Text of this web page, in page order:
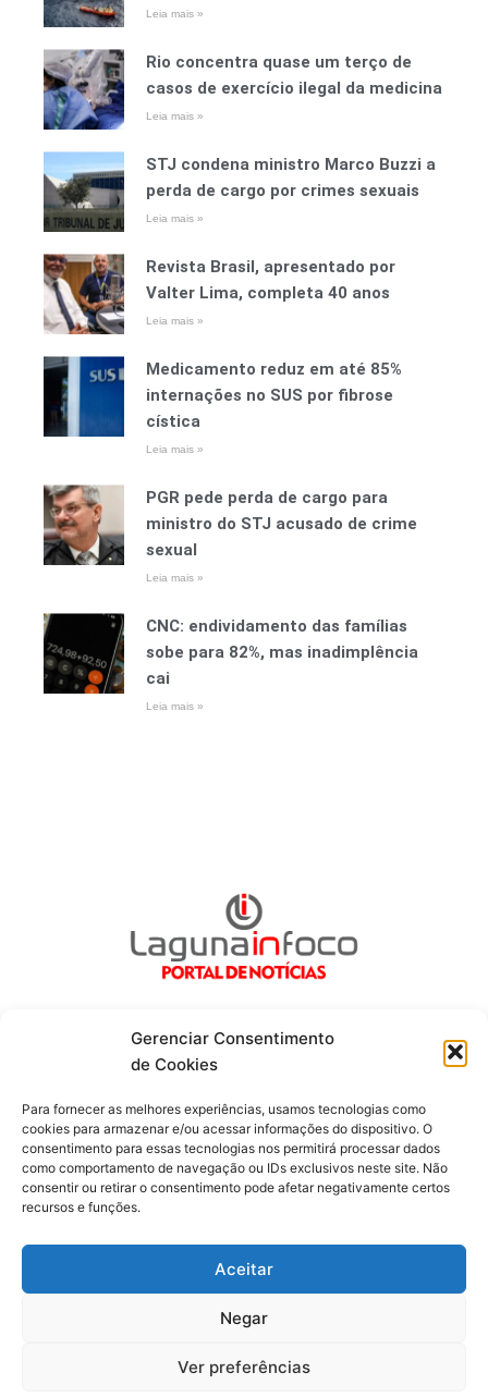
Gerenciar Consentimento
de Cookies
Para fornecer as melhores experiências, usamos tecnologias como
cookies para armazenar e/ou acessar informações do dispositivo. O
consentimento para essas tecnologias nos permitirá processar dados
como comportamento de navegação ou IDs exclusivos neste site. Não
consentir ou retirar o consentimento pode afetar negativamente certos
recursos e funções.
Aceitar
Negar
Ver preferências
Leia mais »
Rio concentra quase um terço de
casos de exercício ilegal da medicina
Leia mais »
STJ condena ministro Marco Buzzi a
perda de cargo por crimes sexuais
Leia mais »
Revista Brasil, apresentado por
Valter Lima, completa 40 anos
Leia mais »
Medicamento reduz em até 85%
internações no SUS por fibrose
cística
Leia mais »
PGR pede perda de cargo para
ministro do STJ acusado de crime
sexual
Leia mais »
CNC: endividamento das famílias
sobe para 82%, mas inadimplência
cai
Leia mais »
Siga-nos
b
-
f
t
a
r
m
u
Desenvolvido por mktinfo.com.br